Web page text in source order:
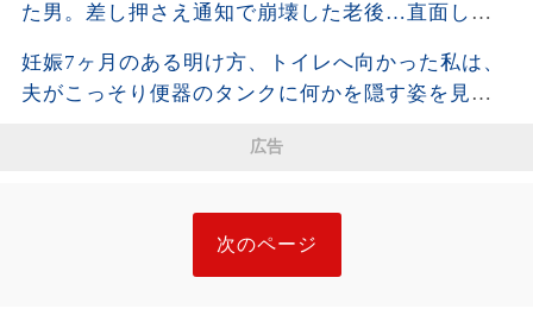
た男。差し押さえ通知で崩壊した老後…直面した
妊娠7ヶ月のある明け方、トイレへ向かった私は、
夫がこっそり便器のタンクに何かを隠す姿を見て
は声も出せず凍りついた――
広告
次のページ